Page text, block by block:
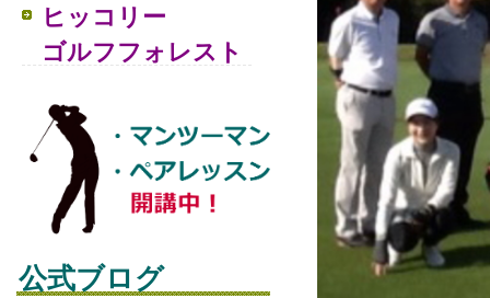
ヒッコリー
ゴルフフォレスト
公式ブログ